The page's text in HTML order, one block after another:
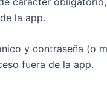
la app.
y contraseña (o
fuera de la app.